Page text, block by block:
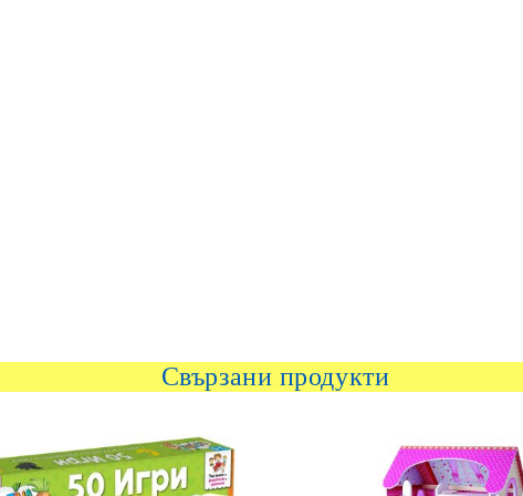
Свързани продукти